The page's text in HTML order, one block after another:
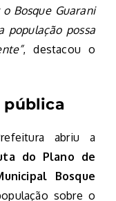
Bosque Guarani
população possa
, destacou o
pública
abriu a
do Plano de
Bosque
sobre o